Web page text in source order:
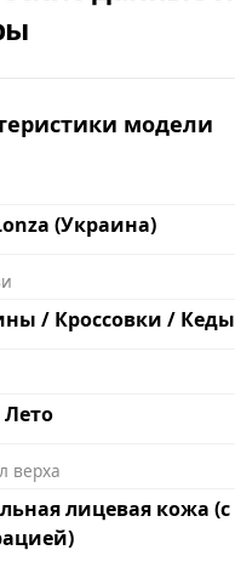
модели
(Украина)
/ Кроссовки / Кеды
Лето
верха
лицевая кожа (с